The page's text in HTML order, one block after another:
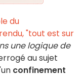
du
"tout est sur
une logique de
au sujet
confinement